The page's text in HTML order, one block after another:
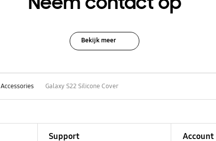
Bekijk meer
Accessories Galaxy S22 Silicone Cover
Support Account